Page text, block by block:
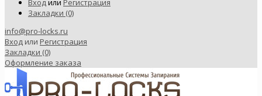
Входили Регистрация
Закладки (0)
info@pro-locks.ru
Вход или Регистрация
Закладки (0)
Оформление заказа